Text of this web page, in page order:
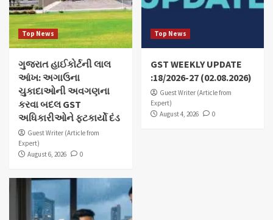
Top News
ગુજરાત હાઈકોર્ટની લાલ
આંખ: અગાઉના
ચુકાદાઓની અવગણના
કરવા બદલ GST
અધિકારીઓને ફટકાર્યો દંડ
Guest Writer (Article from
Expert)
August 6, 2026
0
Top News
GST WEEKLY UPDATE
:18/2026-27 (02.08.2026)
Guest Writer (Article from
Expert)
August 4, 2026
0